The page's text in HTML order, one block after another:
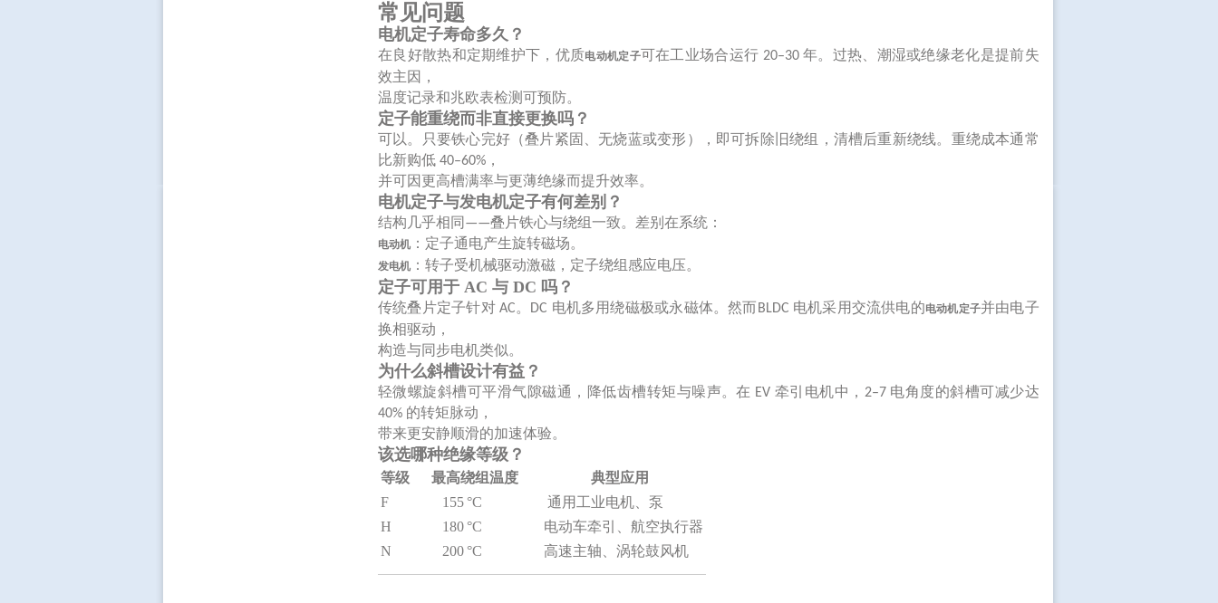
常见问题
电机定子寿命多久？
在良好散热和定期维护下，优质电动机定子可在工业场合运行 20–30 年。过热、潮湿或绝缘老化是提前失
效主因，
温度记录和兆欧表检测可预防。
定子能重绕而非直接更换吗？
可以。只要铁心完好（叠片紧固、无烧蓝或变形），即可拆除旧绕组，清槽后重新绕线。重绕成本通常
比新购低 40–60% ，
并可因更高槽满率与更薄绝缘而提升效率。
电机定子与发电机定子有何差别？
结构几乎相同 ——叠片铁心与绕组一致。差别在系统：
电动机 ：定子通电产生旋转磁场。
发电机 ：转子受机械驱动激磁，定子绕组感应电压。
定子可用于 AC 与 DC 吗？
传统叠片定子针对AC。 DC 电机多用绕磁极或永磁体。然而 BLDC 电机采用交流供电的电动机定子并由电子
换相驱动，
构造与同步电机类似。
为什么斜槽设计有益？
轻微螺旋斜槽可平滑气隙磁通，降低齿槽转矩与噪声。在 EV 牵引电机中， 2–7 电角度的斜槽可减少达
40% 的转矩脉动，
带来更安静顺滑的加速体验。
该选哪种绝缘等级？
等级 最高绕组温度
典型应用
F
155 °C
通用工业电机、泵
H
180 °C
电动车牵引、航空执行器
N
200 °C 高速主轴、涡轮鼓风机